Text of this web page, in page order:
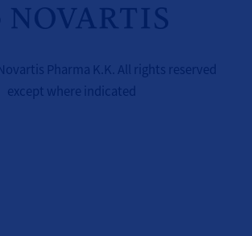
Pharma K.K. All rights reserved
except where indicated